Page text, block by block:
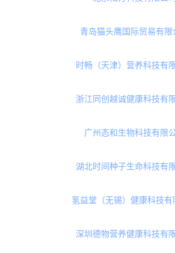
3CHEMBIO LIMITED
Vinsic文斯可
PureVitality Botanicals
康瑞（广州）生物科技发展
北京精方科技有限公
青岛猫头鹰国际贸易有限
时畅（天津）营养科技有